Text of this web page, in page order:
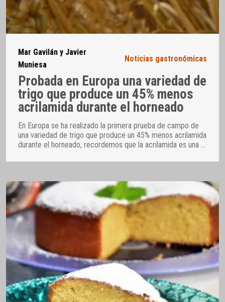
Mar Gavilán y Javier
Muniesa
Noticias gastronómicas
Probada en Europa una variedad de
trigo que produce un 45% menos
acrilamida durante el horneado
En Europa se ha realizado la primera prueba de campo de
una variedad de trigo que produce un 45% menos acrilamida
durante el horneado, recordemos que la acrilamida es una …